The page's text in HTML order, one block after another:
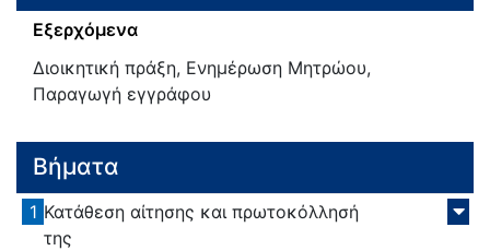
Εξερχόμενα
Διοικητική πράξη, Ενημέρωση Μητρώου,
Παραγωγή εγγράφου
Βήματα
1 Κατάθεση αίτησης και πρωτοκόλλησή
της